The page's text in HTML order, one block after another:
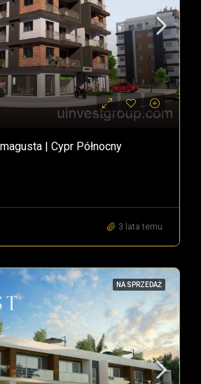
| Cypr Północny
3 lata temu
NA SPRZEDAŻ